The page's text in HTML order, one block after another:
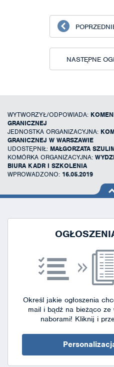
NASTĘPNE
WYTWORZYŁ/ODPOWIADA:
GRANICZNEJ
JEDNOSTKA ORGANIZACYJNA:
GRANICZNEJ W WARSZAWIE
UDOSTĘPNIŁ: MAŁGORZATA
KOMÓRKA ORGANIZACYJNA:
BIURA KADR I SZKOLENIA
WPROWADZONO: 16.05.2019
na
Określ jakie ogłoszenia
mail i bądź na bieżąco ze
naborami! Kliknij i